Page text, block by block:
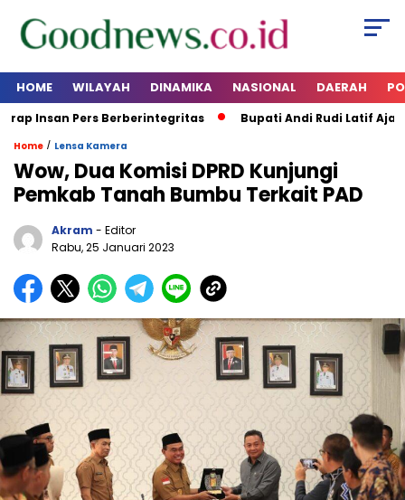
HOME WILAYAH DINAMIKA NASIONAL DAERAH
Insan Pers Berberintegritas Bupati Andi Rudi Latif Ajak
Home / Lensa Kamera
Wow, Dua Komisi DPRD Kunjungi
Pemkab Tanah Bumbu Terkait PAD
Akram - Editor
Rabu, 25 Januari 2023